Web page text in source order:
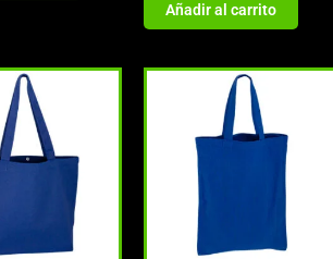
Añadir al carrito